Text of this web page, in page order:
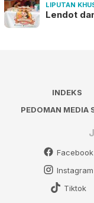
LIPUTAN
Lendot
INDEKS
PEDOMAN MEDIA
Facebook
Instagram
Tiktok